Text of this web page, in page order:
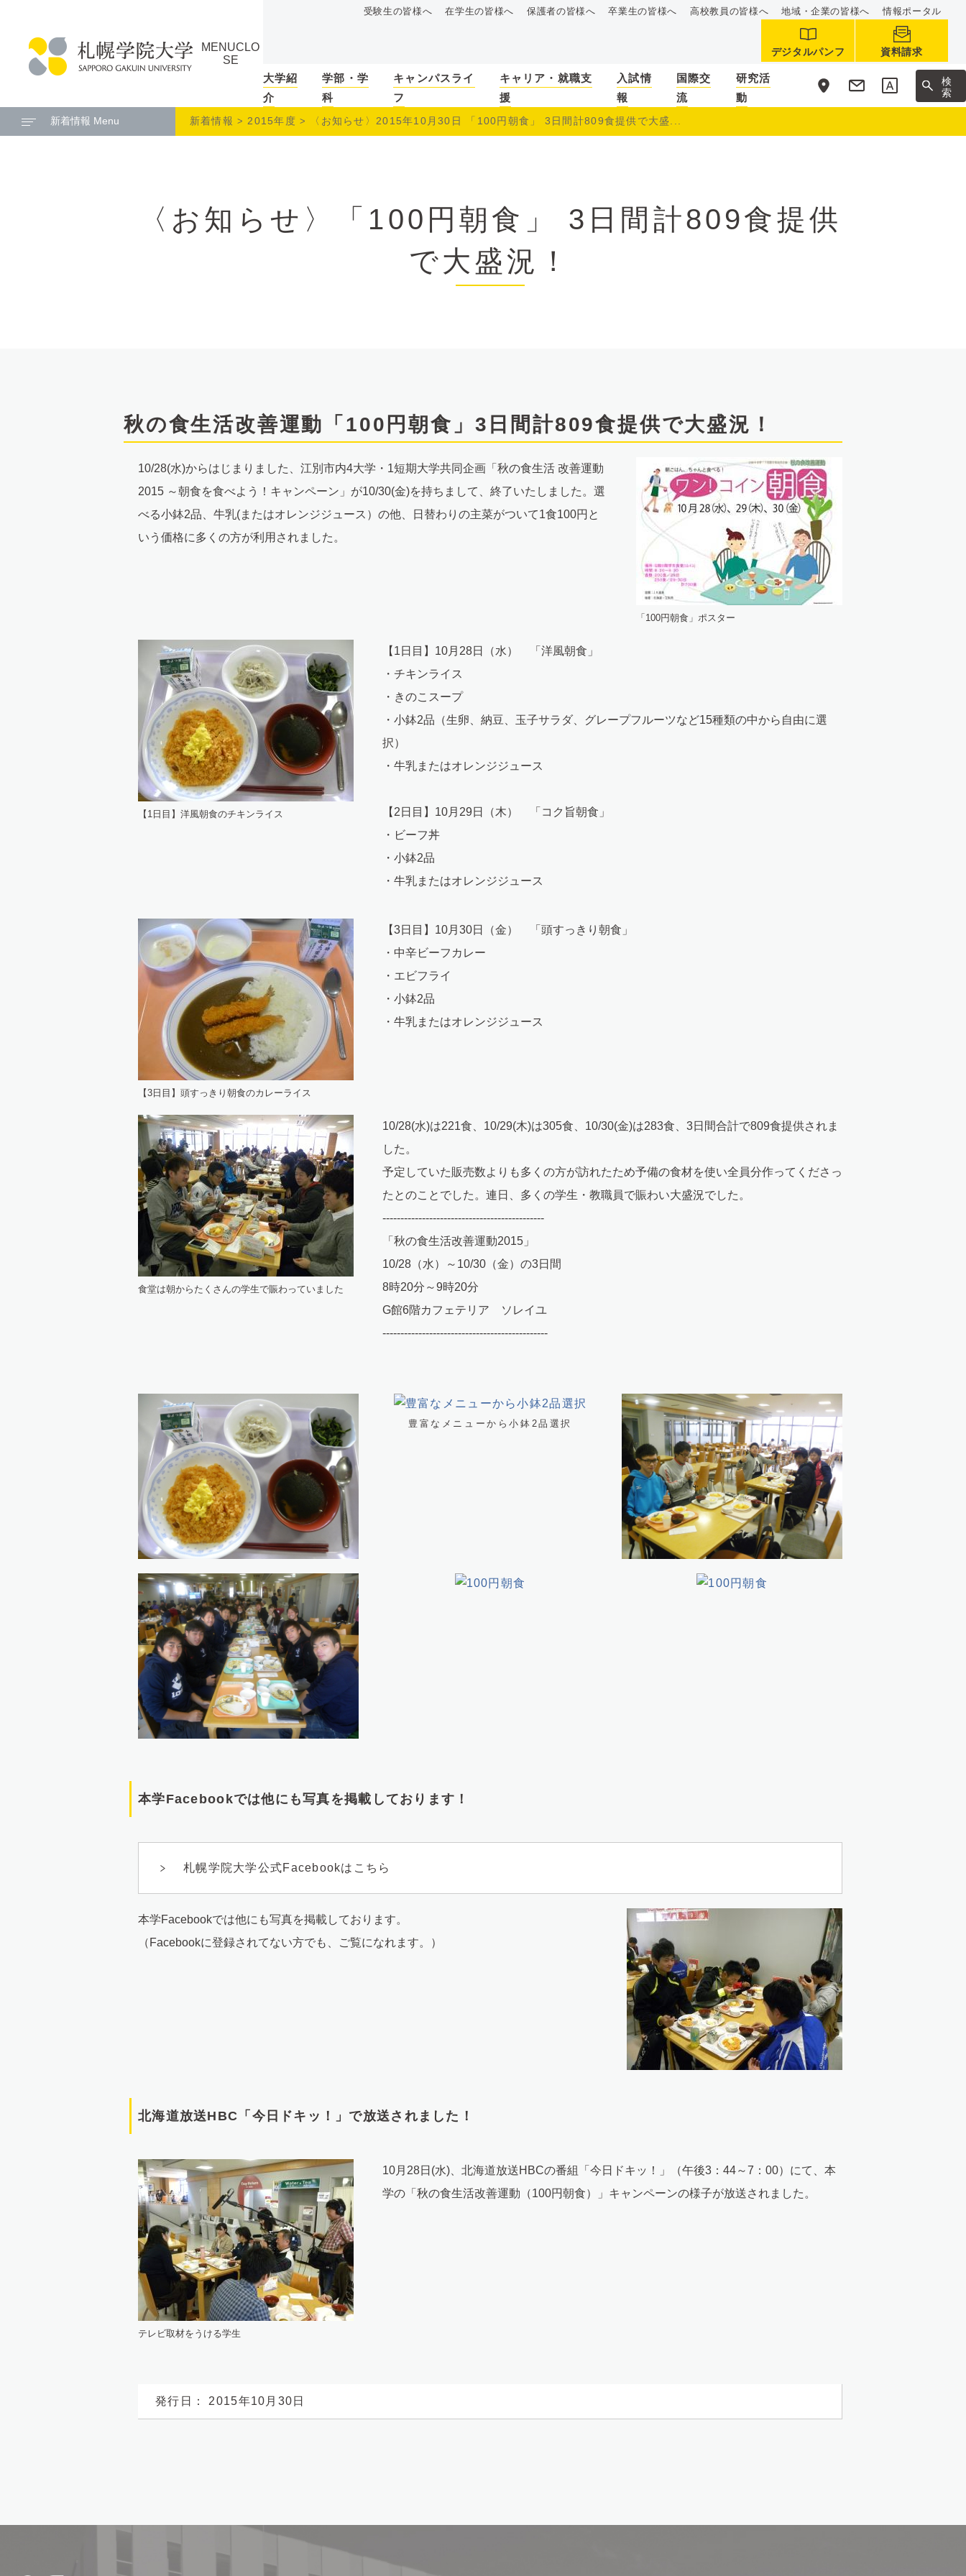
ュ
幌
学
MENUCLO
SE
受験生の皆様へ 在学生の皆様へ 保護者の皆様へ 卒業生の皆様へ 高校教員の皆様へ 地域・企業の皆様へ 情報ポータル
デジタルパンフ 資料請求
大学紹
介
学部・学
科
キャンパスライ
フ
キャリア・就職支
援
入試情
報
国際交
流
研究活
動
サ
イ
ト
内
検
索
新着情報 Menu 新着情報 2015年度 〈お知らせ〉2015年10月30日 「100円朝食」 3日間計809食提供で大盛...
〈お知らせ〉「100円朝食」 3日間計809食提供
で大盛況！
秋の食生活改善運動「100円朝食」3日間計809食提供で大盛況！
10/28(水)からはじまりました、江別市内4大学・1短期大学共同企画「秋の食生活 改善運動
2015 ～朝食を食べよう！キャンペーン」が10/30(金)を持ちまして、終了いたしました。選
べる小鉢2品、牛乳(またはオレンジジュース）の他、日替わりの主菜がついて1食100円と
いう価格に多くの方が利用されました。
「100円朝食」ポスター
【1日目】洋風朝食のチキンライス
【1日目】10月28日（水） 「洋風朝食」
・チキンライス
・きのこスープ
・小鉢2品（生卵、納豆、玉子サラダ、グレープフルーツなど15種類の中から自由に選
択）
・牛乳またはオレンジジュース
【2日目】10月29日（木） 「コク旨朝食」
・ビーフ丼
・小鉢2品
・牛乳またはオレンジジュース
【3日目】頭すっきり朝食のカレーライス
【3日目】10月30日（金） 「頭すっきり朝食」
・中辛ビーフカレー
・エビフライ
・小鉢2品
・牛乳またはオレンジジュース
食堂は朝からたくさんの学生で賑わっていました
10/28(水)は221食、10/29(木)は305食、10/30(金)は283食、3日間合計で809食提供されま
した。
予定していた販売数よりも多くの方が訪れたため予備の食材を使い全員分作ってくださっ
たとのことでした。連日、多くの学生・教職員で賑わい大盛況でした。
---------------------------------------------
「秋の食生活改善運動2015」
10/28（水）～10/30（金）の3日間
8時20分～9時20分
G館6階カフェテリア ソレイユ
----------------------------------------------
豊富なメニューから小鉢2品選択
本学Facebookでは他にも写真を掲載しております！
札幌学院大学公式Facebookはこちら
本学Facebookでは他にも写真を掲載しております。
（Facebookに登録されてない方でも、ご覧になれます。）
北海道放送HBC「今日ドキッ！」で放送されました！
テレビ取材をうける学生
10月28日(水)、北海道放送HBCの番組「今日ドキッ！」（午後3：44～7：00）にて、本
学の「秋の食生活改善運動（100円朝食）」キャンペーンの様子が放送されました。
発行日： 2015年10月30日
ッ